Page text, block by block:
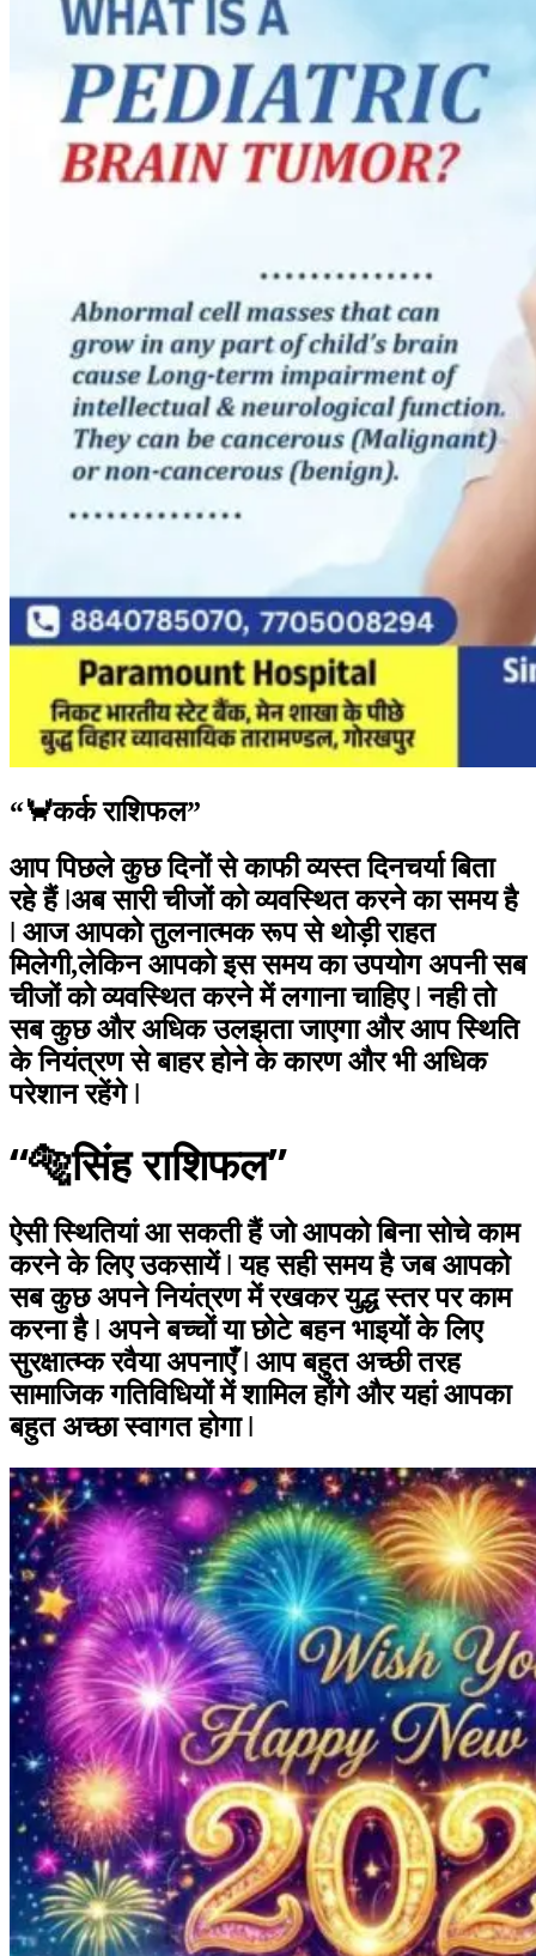
“🦀कर्क राशिफल”
आप पिछले कुछ दिनों से काफी व्यस्त दिनचर्या बिता
रहे हैं ǀअब सारी चीजों को व्यवस्थित करने का समय है
ǀ आज आपको तुलनात्मक रूप से थोड़ी राहत
मिलेगी,लेकिन आपको इस समय का उपयोग अपनी सब
चीजों को व्यवस्थित करने में लगाना चाहिए ǀ नही तो
सब कुछ और अधिक उलझता जाएगा और आप स्थिति
के नियंत्रण से बाहर होने के कारण और भी अधिक
परेशान रहेंगे ǀ
“🐅सिंह राशिफल”
ऐसी स्थितियां आ सकती हैं जो आपको बिना सोचे काम
करने के लिए उकसायें ǀ यह सही समय है जब आपको
सब कुछ अपने नियंत्रण में रखकर युद्ध स्तर पर काम
करना है ǀ अपने बच्चों या छोटे बहन भाइयों के लिए
सुरक्षात्म्क रवैया अपनाएँ ǀ आप बहुत अच्छी तरह
सामाजिक गतिविधियों में शामिल होंगे और यहां आपका
बहुत अच्छा स्वागत होगा ǀ